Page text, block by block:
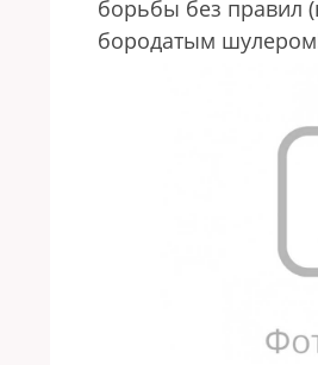
борьбы без правил
бородатым